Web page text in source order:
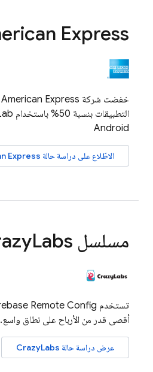
Express
التطبيقات بنسبة 50% باستخدام
Android
الاطّلاع على دراسة حالة American Express
مسلسل Crazy Labs
تستخدم CrazyLabs Remote Config
أقصى قدر من الأرباح على نطاق واسع.
عرض دراسة حالة CrazyLabs